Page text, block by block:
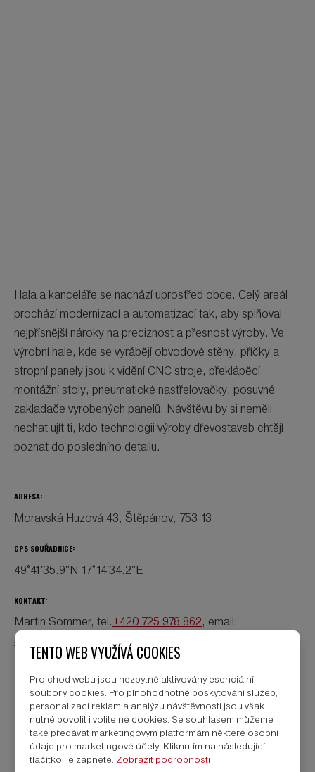
Hala a kanceláře se nachází uprostřed obce. Celý areál
prochází modernizací a automatizací tak, aby splňoval
nejpřísnější nároky na preciznost a přesnost výroby. Ve
výrobní hale, kde se vyrábějí obvodové stěny, příčky a
stropní panely jsou k vidění CNC stroje, překlápěcí
montážní stoly, pneumatické nastřelovačky, posuvné
zakladače vyrobených panelů. Návštěvu by si neměli
nechat ujít ti, kdo technologii výroby dřevostaveb chtějí
poznat do posledního detailu.
ADRESA:
Moravská Huzová 43, Štěpánov, 753 13
GPS SOUŘADNICE:
49°41'35.9"N 17°14'34.2"E
KONTAKT:
Martin Sommer, tel. +420 725 978 862 , email:
sommer@vexta.cz
REZERVACE NÁVŠTĚVY VÝROBNÍHO ZÁVODU
NOVOSTAVBA VEXTA 149 G
TENTO WEB VYUŽÍVÁ COOKIES
Pro chod webu jsou nezbytně aktivovány esenciální
soubory cookies. Pro plnohodnotné poskytování služeb,
personalizaci reklam a analýzu návštěvnosti jsou však
nutné povolit i volitelné cookies. Se souhlasem můžeme
také předávat marketingovým platformám některé osobní
údaje pro marketingové účely. Kliknutím na následující
tlačítko, je zapnete. Zobrazit podrobnosti